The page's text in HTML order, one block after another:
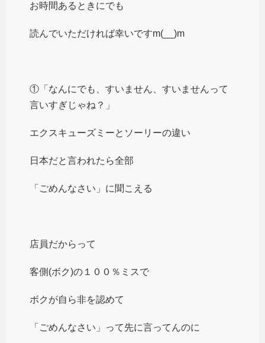
お時間あるときにでも
読んでいただければ幸いですm(__)m
①「なんにでも、すいません、すいませんって
言いすぎじゃね？」
エクスキューズミーとソーリーの違い
日本だと言われたら全部
「ごめんなさい」に聞こえる
店員だからって
客側(ボク)の１００％ミスで
ボクが自ら非を認めて
「ごめんなさい」って先に言ってんのに